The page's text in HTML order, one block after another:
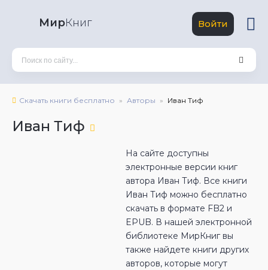
МирКниг Войти
Скачать книги бесплатно Авторы Иван Тиф
Иван Тиф
На сайте доступны
электронные версии книг
автора Иван Тиф. Все книги
Иван Тиф можно бесплатно
скачать в формате FB2 и
EPUB. В нашей электронной
библиотеке МирКниг вы
также найдете книги других
авторов, которые могут